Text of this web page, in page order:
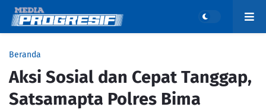
Beranda
Aksi Sosial dan Cepat Tanggap,
Satsamapta Polres Bima